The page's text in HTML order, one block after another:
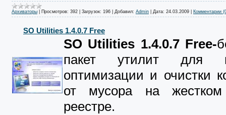
Архиваторы Просмотров: 392 Загрузок: 196 Добавил: Admin Дата: 24.03.2009 Комментарии
SO Utilities 1.4.0.7 Free
SO Utilities 1.4.0.7 Free-
пакет утилит для
оптимизации и очистки
от мусора на
реестре.